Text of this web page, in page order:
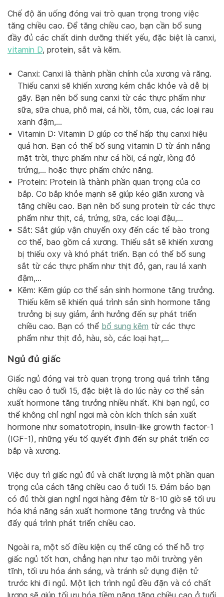
Chế độ ăn uống đóng vai trò quan trọng trong việc
tăng chiều cao. Để tăng chiều cao, bạn cần bổ sung
đầy đủ các chất dinh dưỡng thiết yếu, đặc biệt là canxi,
vitamin D, protein, sắt và kẽm.
Canxi: Canxi là thành phần chính của xương và răng.
Thiếu canxi sẽ khiến xương kém chắc khỏe và dễ bị
gãy. Bạn nên bổ sung canxi từ các thực phẩm như
sữa, sữa chua, phô mai, cá hồi, tôm, cua, các loại rau
xanh đậm,…
Vitamin D: Vitamin D giúp cơ thể hấp thụ canxi hiệu
quả hơn. Bạn có thể bổ sung vitamin D từ ánh nắng
mặt trời, thực phẩm như cá hồi, cá ngừ, lòng đỏ
trứng,… hoặc thực phẩm chức năng.
Protein: Protein là thành phần quan trọng của cơ
bắp. Cơ bắp khỏe mạnh sẽ giúp kéo giãn xương và
tăng chiều cao. Bạn nên bổ sung protein từ các thực
phẩm như thịt, cá, trứng, sữa, các loại đậu,…
Sắt: Sắt giúp vận chuyển oxy đến các tế bào trong
cơ thể, bao gồm cả xương. Thiếu sắt sẽ khiến xương
bị thiếu oxy và khó phát triển. Bạn có thể bổ sung
sắt từ các thực phẩm như thịt đỏ, gan, rau lá xanh
đậm,…
Kẽm: Kẽm giúp cơ thể sản sinh hormone tăng trưởng.
Thiếu kẽm sẽ khiến quá trình sản sinh hormone tăng
trưởng bị suy giảm, ảnh hưởng đến sự phát triển
chiều cao. Bạn có thể bổ sung kẽm từ các thực
phẩm như thịt đỏ, hàu, sò, các loại hạt,…
Ngủ đủ giấc
Giấc ngủ đóng vai trò quan trọng trong quá trình tăng
chiều cao ở tuổi 15, đặc biệt là do lúc này cơ thể sản
xuất hormone tăng trưởng nhiều nhất. Khi bạn ngủ, cơ
thể không chỉ nghỉ ngơi mà còn kích thích sản xuất
hormone như somatotropin, insulin-like growth factor-1
(IGF-1), những yếu tố quyết định đến sự phát triển cơ
bắp và xương.
Việc duy trì giấc ngủ đủ và chất lượng là một phần quan
trọng của cách tăng chiều cao ở tuổi 15. Đảm bảo bạn
có đủ thời gian nghỉ ngơi hàng đêm từ 8-10 giờ sẽ tối ưu
hóa khả năng sản xuất hormone tăng trưởng và thúc
đẩy quá trình phát triển chiều cao.
Ngoài ra, một số điều kiện cụ thể cũng có thể hỗ trợ
giấc ngủ tốt hơn, chẳng hạn như tạo môi trường yên
tĩnh, tối ưu hóa ánh sáng, và tránh sử dụng điện tử
trước khi đi ngủ. Một lịch trình ngủ đều đặn và có chất